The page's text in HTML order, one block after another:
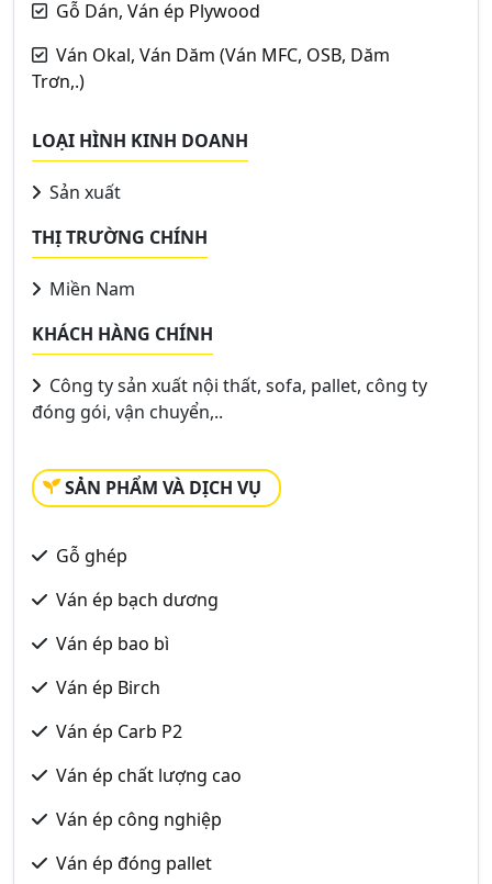
Gỗ Dán, Ván ép Plywood
Ván Okal, Ván Dăm (Ván MFC, OSB, Dăm
Trơn,.)
LOẠI HÌNH KINH DOANH
Sản xuất
THỊ TRƯỜNG CHÍNH
Miền Nam
KHÁCH HÀNG CHÍNH
Công ty sản xuất nội thất, sofa, pallet, công ty
đóng gói, vận chuyển,..
SẢN PHẨM VÀ DỊCH VỤ
Gỗ ghép
Ván ép bạch dương
Ván ép bao bì
Ván ép Birch
Ván ép Carb P2
Ván ép chất lượng cao
Ván ép công nghiệp
Ván ép đóng pallet